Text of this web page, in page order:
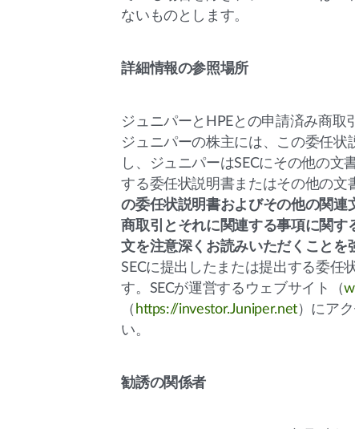
ないものとします。
詳細情報の参照場所
ジュニパーとHPEとの申請済み商取
ジュニパーの株主には、この委任
し、ジュニパーはSECにその他の文
する委任状説明書またはその他の
の委任状説明書およびその他の関
商取引とそれに関連する事項に関
文を注意深くお読みいただくことを
SECに提出したまたは提出する委任
す。SECが運営するウェブサイト（
（ https://investor.Juniper.net）にア
い。
勧誘の関係者